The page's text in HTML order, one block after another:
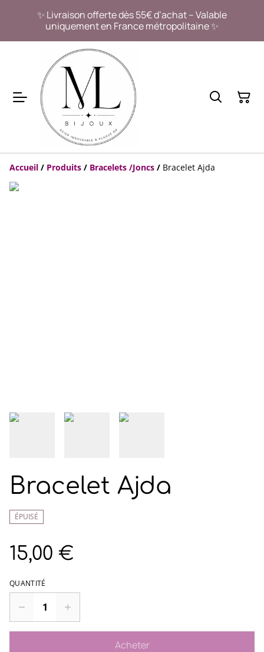
✨ Livraison offerte dès 55€ d’achat – Valable
uniquement en France métropolitaine ✨
Accueil / Produits / Bracelets /Joncs / Bracelet Ajda
Bracelet Ajda
ÉPUISÉ
15,00 €
QUANTITÉ
Acheter